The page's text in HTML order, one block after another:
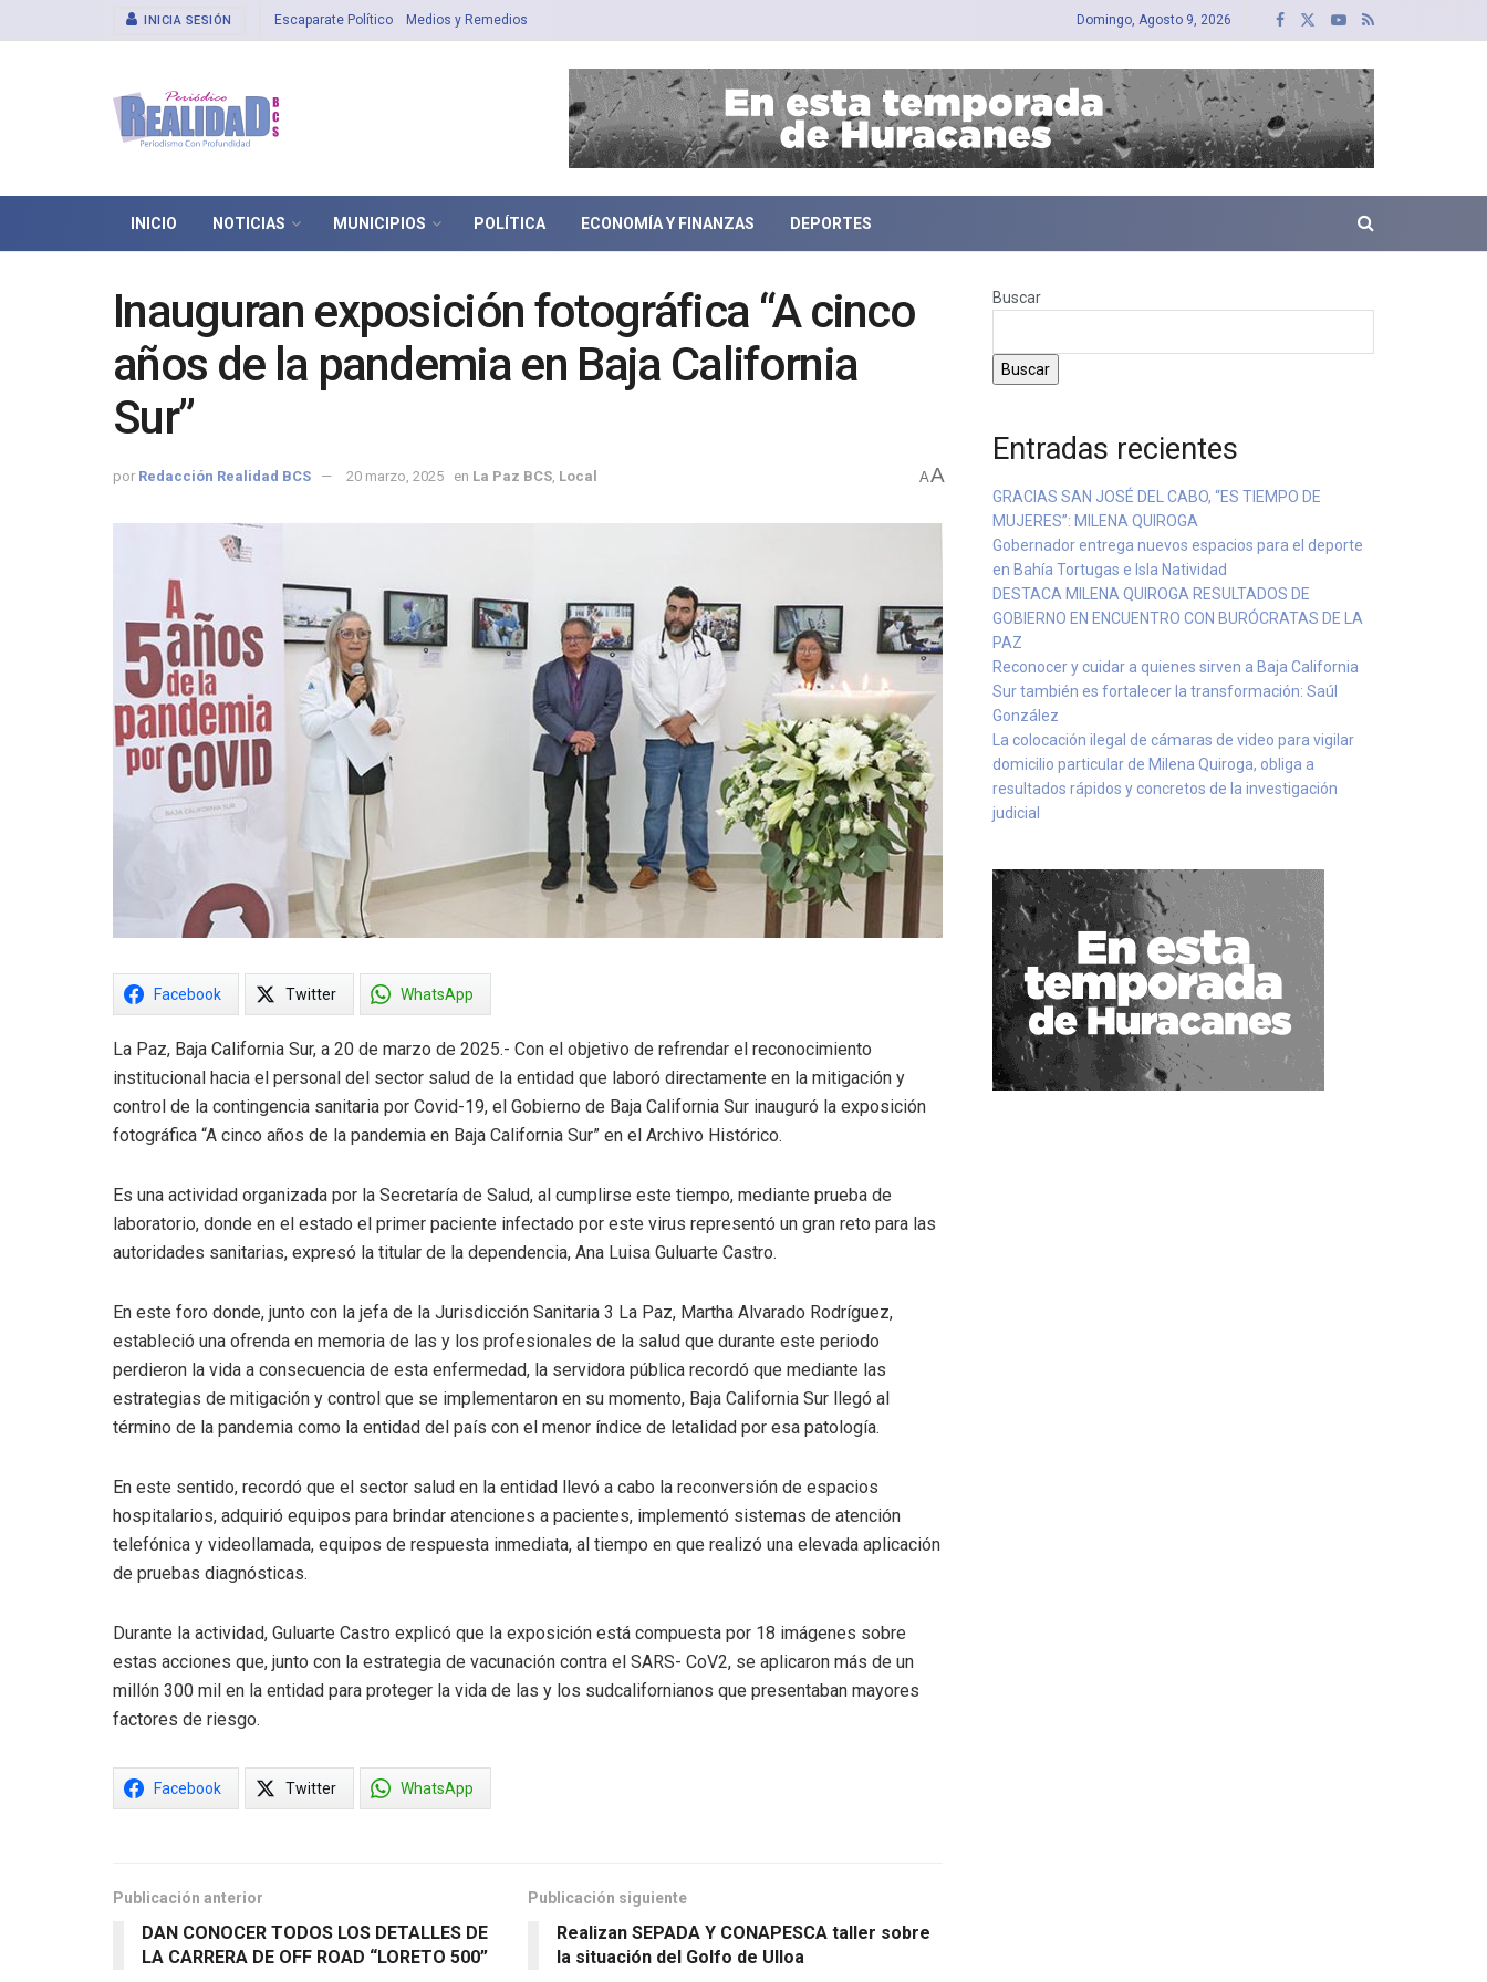
INICIA SESIÓN Escaparate Político Medios y Remedios Domingo, Agosto 9, 2026
INICIO NOTICIAS MUNICIPIOS POLÍTICA ECONOMÍA Y FINANZAS DEPORTES
Inauguran exposición fotográfica “A cinco
años de la pandemia en Baja California
Sur”
por Redacción Realidad BCS 20 marzo, 2025 en La Paz BCS Local AA
Facebook Twitter WhatsApp
La Paz, Baja California Sur, a 20 de marzo de 2025.- Con el objetivo de refrendar el reconocimiento
institucional hacia el personal del sector salud de la entidad que laboró directamente en la mitigación y
control de la contingencia sanitaria por Covid-19, el Gobierno de Baja California Sur inauguró la exposición
fotográfica “A cinco años de la pandemia en Baja California Sur” en el Archivo Histórico.
Es una actividad organizada por la Secretaría de Salud, al cumplirse este tiempo, mediante prueba de
laboratorio, donde en el estado el primer paciente infectado por este virus representó un gran reto para las
autoridades sanitarias, expresó la titular de la dependencia, Ana Luisa Guluarte Castro.
En este foro donde, junto con la jefa de la Jurisdicción Sanitaria 3 La Paz, Martha Alvarado Rodríguez,
estableció una ofrenda en memoria de las y los profesionales de la salud que durante este periodo
perdieron la vida a consecuencia de esta enfermedad, la servidora pública recordó que mediante las
estrategias de mitigación y control que se implementaron en su momento, Baja California Sur llegó al
término de la pandemia como la entidad del país con el menor índice de letalidad por esa patología.
En este sentido, recordó que el sector salud en la entidad llevó a cabo la reconversión de espacios
hospitalarios, adquirió equipos para brindar atenciones a pacientes, implementó sistemas de atención
telefónica y videollamada, equipos de respuesta inmediata, al tiempo en que realizó una elevada aplicación
de pruebas diagnósticas.
Durante la actividad, Guluarte Castro explicó que la exposición está compuesta por 18 imágenes sobre
estas acciones que, junto con la estrategia de vacunación contra el SARS- CoV2, se aplicaron más de un
millón 300 mil en la entidad para proteger la vida de las y los sudcalifornianos que presentaban mayores
factores de riesgo.
Facebook Twitter WhatsApp
Publicación anterior
DAN CONOCER TODOS LOS DETALLES DE
LA CARRERA DE OFF ROAD “LORETO 500”
Publicación siguiente
Realizan SEPADA Y CONAPESCA taller sobre
la situación del Golfo de Ulloa
Buscar
Buscar
Entradas recientes
GRACIAS SAN JOSÉ DEL CABO, “ES TIEMPO DE
MUJERES”: MILENA QUIROGA
Gobernador entrega nuevos espacios para el deporte
en Bahía Tortugas e Isla Natividad
DESTACA MILENA QUIROGA RESULTADOS DE
GOBIERNO EN ENCUENTRO CON BURÓCRATAS DE LA
PAZ
Reconocer y cuidar a quienes sirven a Baja California
Sur también es fortalecer la transformación: Saúl
González
La colocación ilegal de cámaras de video para vigilar
domicilio particular de Milena Quiroga, obliga a
resultados rápidos y concretos de la investigación
judicial